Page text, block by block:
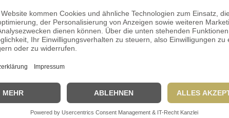
X
Wir versteigern im Namen und auf Rechnung der